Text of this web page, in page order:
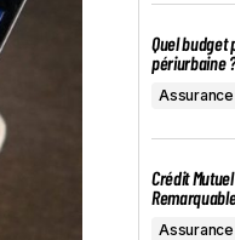
Quel budget
périurbaine ?
Crédit